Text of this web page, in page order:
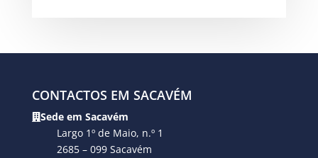
CONTACTOS EM SACAVÉM
Sede em Sacavém
Largo 1º de Maio, n.º 1
2685 – 099 Sacavém